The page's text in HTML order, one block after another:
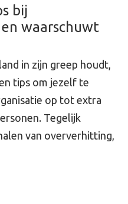
bij
waarschuwt
in zijn greep houdt,
tips om jezelf te
op tot extra
Tegelijk
van oververhitting,